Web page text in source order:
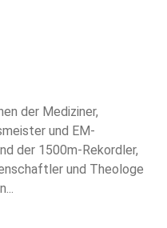
der Mediziner,
und EM-
der 1500m-Rekordler,
und Theologe